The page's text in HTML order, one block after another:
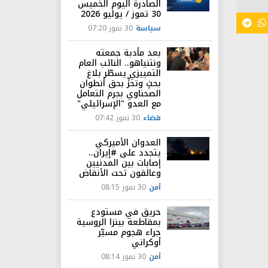
الصادرة اليوم الخميس
30 تموز / يوليو 2026
سياسة 30 تموز 07:20
بعد مأدبة جمعته
ونتنياهو.. النائب العام
التمييزي يسطّر بلاغ
بحثٍ وتحرٍّ بحق أنطوان
الصحناوي بجرم التعامل
مع العدو "الإسرائيلي"
قضاء 30 تموز 07:42
العدوان الأميركي
يتجدد على #إيران..
إصابات بين المدنيين
وعالقون تحت الأنقاض
أمن 30 تموز 08:15
حريق في مستودع
بمقاطعة بينزا الروسية
جراء هجوم مسيّر
أوكراني
أمن 30 تموز 08:14